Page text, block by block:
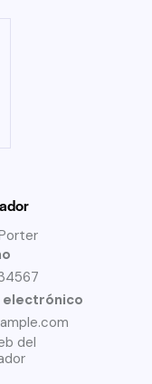
electrónico
del